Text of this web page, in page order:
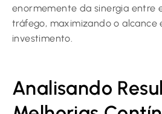
enormemente da sinergia entre
tráfego, maximizando o alcance
investimento.
Analisando